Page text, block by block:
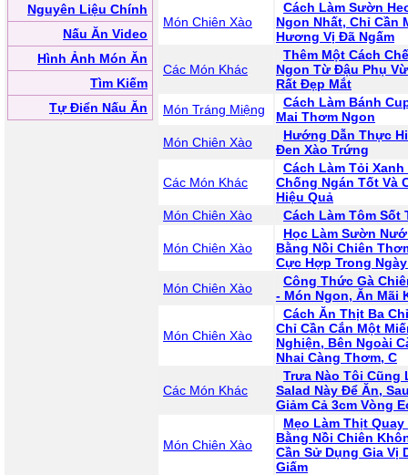
Nguyên Liệu Chính
Nấu Ăn Video
Hình Ảnh Món Ăn
Tìm Kiếm
Tự Điển Nấu Ăn
Món Chiên Xào
Cách Làm Sườn
Ngon Nhất, Chỉ Cần
Hương Vị Đã Ngấm
Các Món Khác
Thêm Một Cách
Ngon Từ Đậu Phụ
Rất Đẹp Mắt
Món Tráng Miệng
Cách Làm Bánh
Mai Thơm Ngon
Món Chiên Xào
Hướng Dẫn Thực
Đen Xào Trứng
Các Món Khác
Cách Làm Tỏi
Chống Ngán Tốt Và
Hiệu Quả
Món Chiên Xào
Cách Làm Tôm Sốt
Món Chiên Xào
Học Làm Sườn
Bằng Nồi Chiên
Cực Hợp Trong
Món Chiên Xào
Công Thức Gà
- Món Ngon, Ăn Mãi
Món Chiên Xào
Cách Ăn Thịt Ba
Chỉ Cần Cắn Một
Nghiện, Bên Ngoài
Nhai Càng Thơm, C
Các Món Khác
Trưa Nào Tôi Cũng
Salad Này Để Ăn,
Giảm Cả 3cm Vòng
Món Chiên Xào
Mẹo Làm Thịt
Bằng Nồi Chiên
Cần Sử Dụng Gia Vị
Giấm